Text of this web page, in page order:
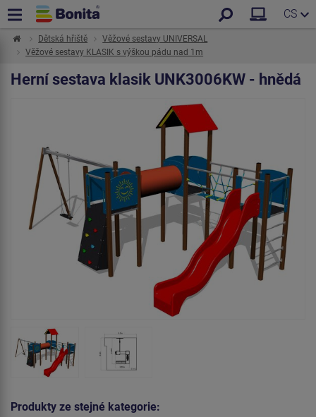
CS
Dětská hřiště
Věžové sestavy UNIVERSAL
Věžové sestavy KLASIK s výškou pádu nad 1m
Herní sestava klasik UNK3006KW - hnědá
Produkty ze stejné kategorie: